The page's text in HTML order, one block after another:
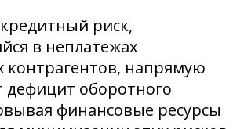
риск,
в неплатежах
контрагентов, напрямую
дефицит оборотного
финансовые ресурсы